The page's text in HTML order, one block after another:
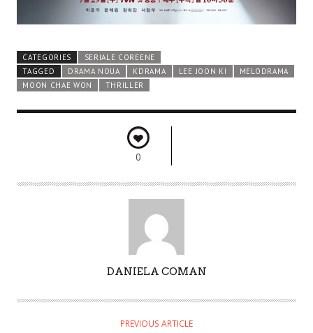
CATEGORIES
SERIALE COREENE
TAGGED
DRAMA NOUA KDRAMA LEE JOON KI
MELODRAMA
MOON CHAE WON
THRILLER
0
T
DANIELA COMAN
PREVIOUS ARTICLE